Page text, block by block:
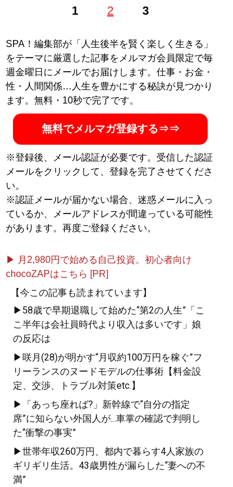
1 2 3
『週刊朝日』などの記者を経て、24年6月より『SPA!』
@osomatu_san
MySPA!会員だけが読める、松岡瑛理のよりディープな
インタビュー
・
咲月(28)が明かす“月収約100万円を稼ぐ”フリーランス
のヌードモデルの仕事術【料金設定、交渉、トラブル対
策etc.】
「シュウマイジャーナリスト」兼「日本シュウマイ協
ル【依頼を受ける基準、料金体系、メリットetc.】
・
【独占】「私は騙されていた」京大ミスコン優勝者が
初告白。炎上した京大ミスコン騒動はなぜ起きたのか？
記事一覧へ
SPA！編集部が「人生後半を賢く楽しく生きる」
をテーマに厳選した記事をメルマガ会員限定で毎
週金曜日にメールでお届けします。仕事・お金・
性・人間関係…人生を豊かにする秘訣が見つかり
ます。無料・10秒で完了です。
無料でメルマガ登録する⇒⇒
※登録後、メール認証が必要です。受信した認証
メールをクリックして、登録を完了させてくださ
い。
※認証メールが届かない場合、迷惑メールに入っ
ているか、メールアドレスが間違っている可能性
があります。再度ご登録ください。
▶ 月2,980円で始める自己投資。初心者向け
chocoZAPはこちら [PR]
【今この記事も読まれています】
▶58歳で早期退職して始めた“第2の人生”「こ
こ半年は会社員時代より収入は多いです」娘
の反応は
▶咲月(28)が明かす“月収約100万円を稼ぐ”フ
リーランスのヌードモデルの仕事術【料金設
定、交渉、トラブル対策etc.】
▶「あっち座れば?」新幹線で“自分の指定
席”に知らない外国人が...車掌の確認で判明し
た“衝撃の事実”
▶世帯年収260万円、都内で暮らす4人家族の
ギリギリ生活。43歳男性が漏らした“妻への不
満”